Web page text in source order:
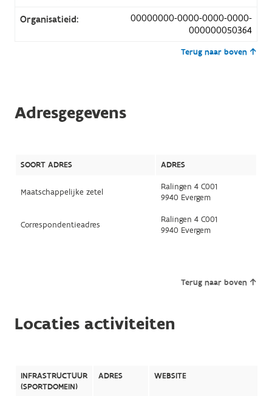
Organisatieid:
00000000-0000-0000-0000-
000000050364
Terug naar boven
Adresgegevens
SOORT ADRES ADRES
Maatschappelijke zetel
Ralingen 4 C001
9940 Evergem
Correspondentieadres
Ralingen 4 C001
9940 Evergem
Terug naar boven
Locaties activiteiten
INFRASTRUCTUUR
(SPORTDOMEIN)
ADRES WEBSITE